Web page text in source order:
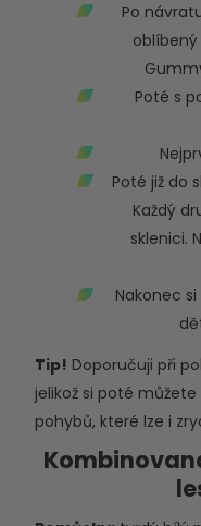
Po
Poté s
Poté již do
Každý
sklenici.
Nakonec
Tip! Doporučuji při
jelikož si poté
pohybů, které lze i